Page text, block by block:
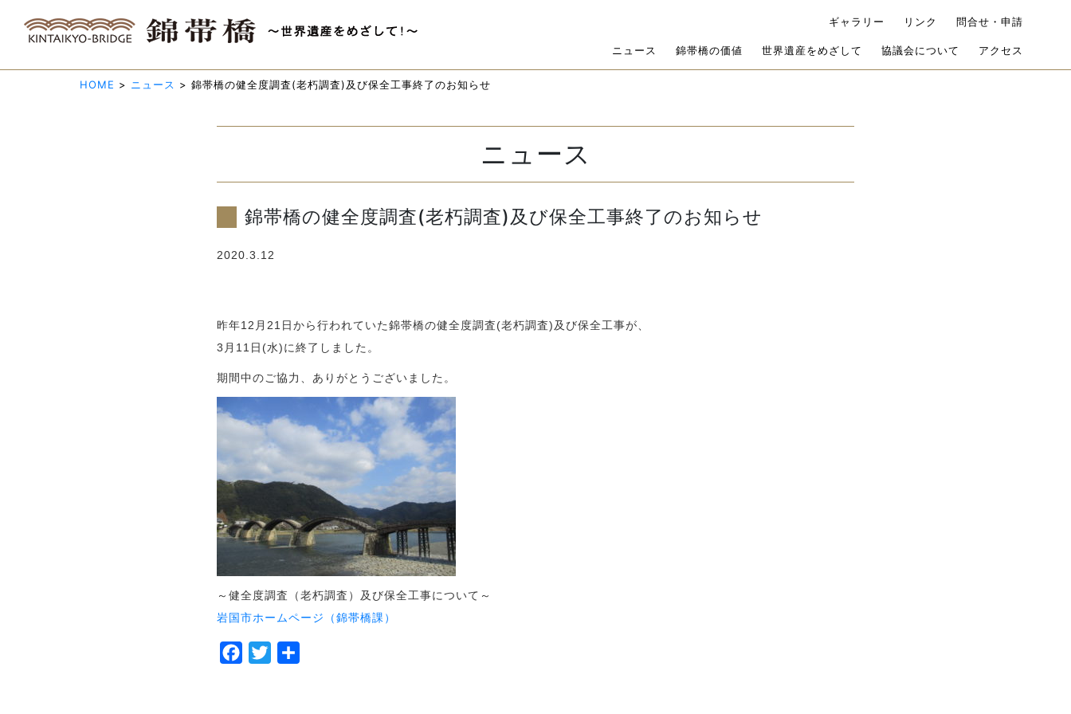
ギャラリー リンク 問合せ・申請
ニュース 錦帯橋の価値 世界遺産をめざして 協議会について アクセス
HOME > ニュース > 錦帯橋の健全度調査(老朽調査)及び保全工事終了のお知らせ
ニュース
錦帯橋の健全度調査(老朽調査)及び保全工事終了のお知らせ
2020.3.12
昨年12月21日から行われていた錦帯橋の健全度調査(老朽調査)及び保全工事が、
3月11日(水)に終了しました。
期間中のご協力、ありがとうございました。
～健全度調査（老朽調査）及び保全工事について～
岩国市ホームページ（錦帯橋課）
Facebook
Twitter